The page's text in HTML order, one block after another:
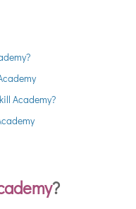
Academy?
?